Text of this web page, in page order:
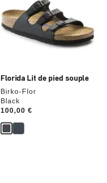
Florida Lit de pied souple
Birko-Flor
Black
Price:
100,00 €
échantillons
de
couleurs
modifiera
l’image